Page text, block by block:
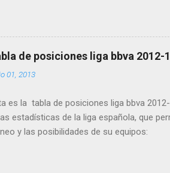
Levante 13 12 Kanouté Sevilla 13
Hércules 12 16 Nilmar Villarreal
10 20 Higuaín Real Madrid 10 21
9 24 Adrián Deportivo 8 25 Colunga
Fabiano Sao Paulo 8 29 Mata Valencia 8
7 37 Kennedy Racing 7...
de posiciones liga bbva 2012-
01, 2013
es la tabla de posiciones liga bbva
estadísticas de la liga española, que
y las posibilidades de su equipos: